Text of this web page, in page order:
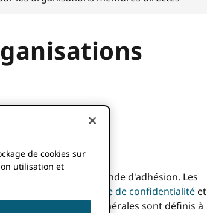
dans le ORCID Demande d'adhésion. Les
ORCID Politique de confidentialité et
conditions générales sont définis à
de cookies sur
utilisation et